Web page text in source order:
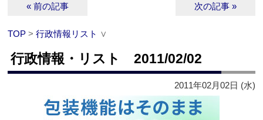
« 前の記事 次の記事 »
TOP >行政情報リスト ∨
行政情報・リスト 2011/02/02
2011年02月02日 (水)